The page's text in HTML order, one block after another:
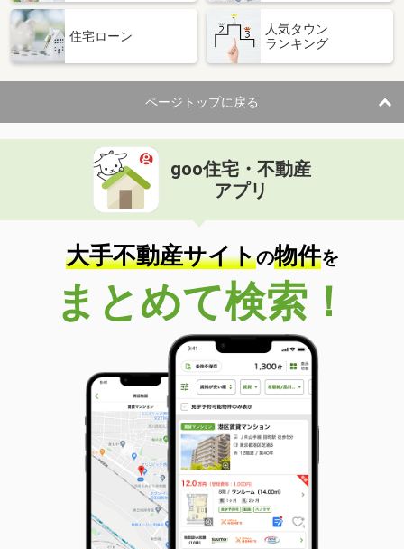
住宅ローン
人気タウン
ランキング
ページトップに戻る
goo住宅・不動産
アプリ
大手不動産サイトの物件を
まとめて検索！